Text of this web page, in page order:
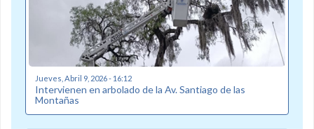
Jueves, Abril 9, 2026 - 16:12
Intervienen en arbolado de la Av. Santiago de las
Montañas